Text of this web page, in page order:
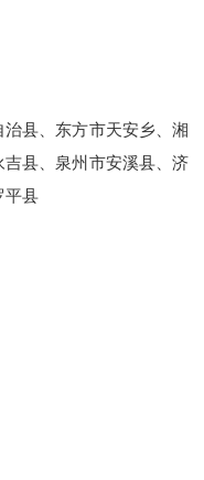
县、东方市天安乡、湘
县、泉州市安溪县、济
平县